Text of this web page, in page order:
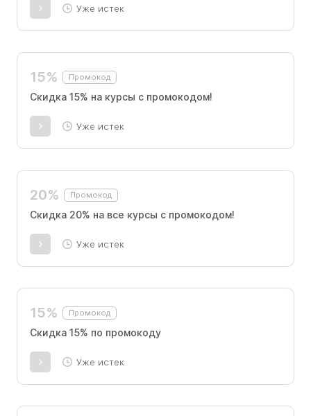
Уже истек
15% Промокод
Скидка 15% на курсы с промокодом!
Уже истек
20% Промокод
Скидка 20% на все курсы с промокодом!
Уже истек
15% Промокод
Скидка 15% по промокоду
Уже истек